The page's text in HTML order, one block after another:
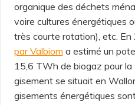
organique des déchets
voire cultures énergétiques
très courte rotation), etc. En
par Valbiom a estimé un
15,6 TWh de biogaz pour
gisement se situait en
gisements énergétiques